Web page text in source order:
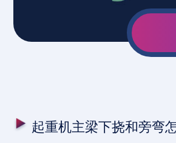
起重机主梁下挠和旁弯